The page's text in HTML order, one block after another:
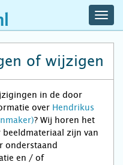
of wijzigen
in de door
over Hendrikus
? Wij horen het
zijn van
onderstaand
en / of